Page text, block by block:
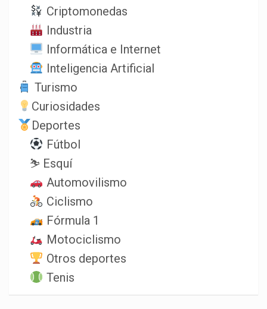
Criptomonedas
Industria
Informática e Internet
Inteligencia Artificial
Turismo
Curiosidades
Deportes
Fútbol
⛷️ Esquí
Automovilismo
Ciclismo
Fórmula 1
Motociclismo
Otros deportes
Tenis